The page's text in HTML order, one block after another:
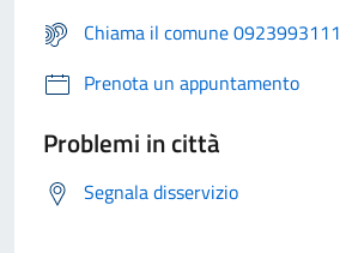
Chiama il comune 0923993111
Prenota un appuntamento
Problemi in città
Segnala disservizio